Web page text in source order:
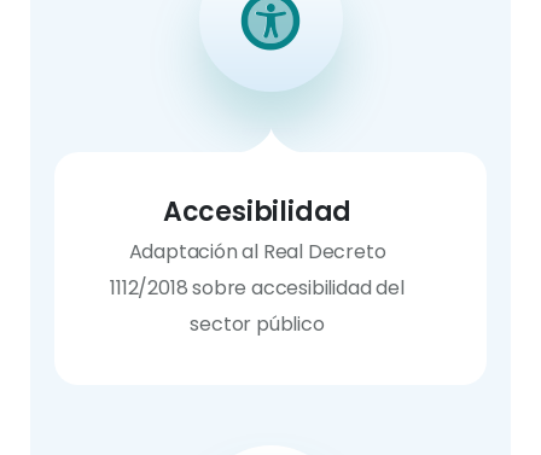
Accesibilidad
Adaptación al Real Decreto
1112/2018 sobre accesibilidad del
sector público